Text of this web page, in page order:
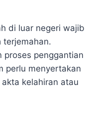
di luar negeri wajib
terjemahan.
proses penggantian
perlu menyertakan
kelahiran atau